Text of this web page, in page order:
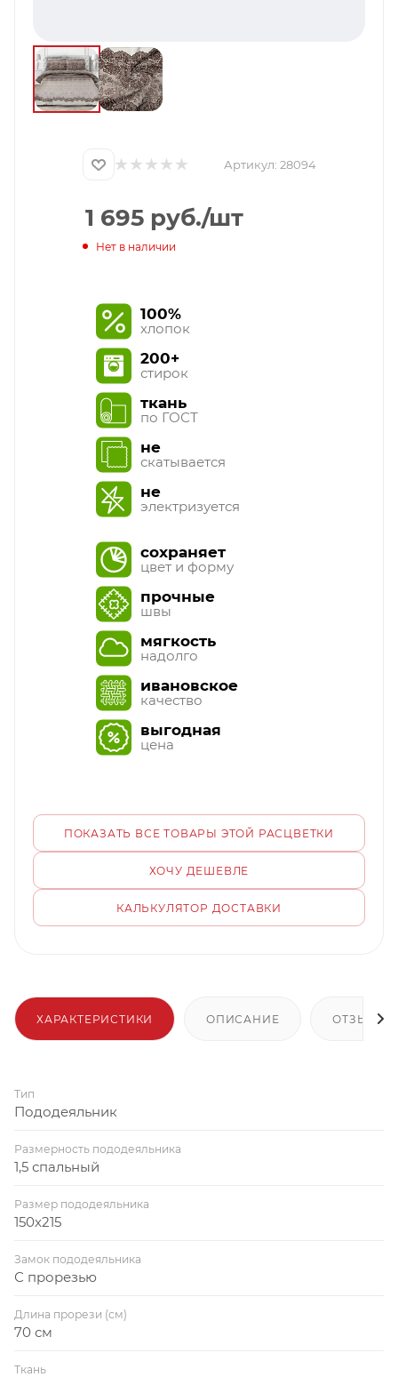
Артикул: 28094
1 695руб./шт
Нет в наличии
100%
хлопок
200+
стирок
ткань
по ГОСТ
не
скатывается
не
электризуется
сохраняет
цвет и форму
прочные
швы
мягкость
надолго
ивановское
качество
выгодная
цена
ПОКАЗАТЬ ВСЕ ТОВАРЫ ЭТОЙ РАСЦВЕТКИ
ХОЧУ ДЕШЕВЛЕ
КАЛЬКУЛЯТОР ДОСТАВКИ
ХАРАКТЕРИСТИКИ ОПИСАНИЕ ОТЗЫВЫ
Тип
Пододеяльник
Размерность пододеяльника
1,5 спальный
Размер пододеяльника
150x215
Замок пододеяльника
С прорезью
Длина прорези (см)
70 см
Ткань